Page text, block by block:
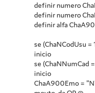
definir numero
definir numero
definir alfa
se (ChaNCodUsu =
inicio
se (ChaNNumCad =
inicio
ChaA900Emo =